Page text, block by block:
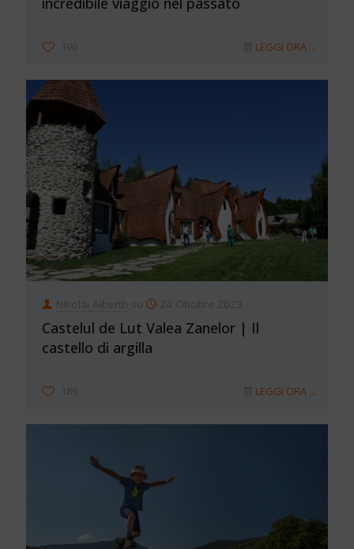
190 LEGGI ORA ...
Nikolai Alberth su 24 Ottobre 2023
Castelul de Lut Valea Zanelor | Il
castello di argilla
189 LEGGI ORA ...